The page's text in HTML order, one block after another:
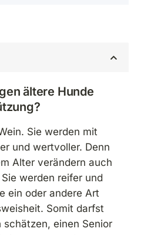
ältere Hunde
Sie werden mit
und wertvoller. Denn
Alter verändern auch
werden reifer und
ein oder andere Art
Somit darfst
einen Senior